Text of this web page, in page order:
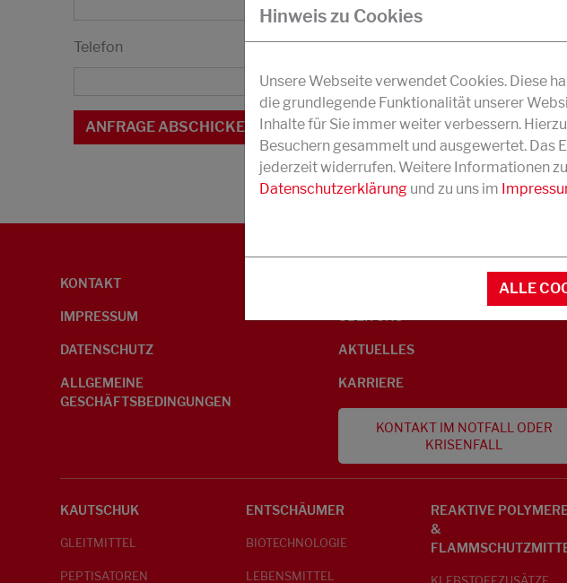
Telefon
KONTAKT
IMPRESSUM
DATENSCHUTZ
ALLGEMEINE
GESCHÄFTSBEDINGUNGEN
UMWELTINFORMATIONEN
AKTUELLES
KARRIERE
KONTAKT IM NOTFALL ODER
KRISENFALL
KAUTSCHUK
GLEITMITTEL
PEPTISATOREN
ENTSCHÄUMER
BIOTECHNOLOGIE
LEBENSMITTEL
REAKTIVE
&
Hinweis zu Cookies
Unsere Webseite verwendet Cookies. Diese
die grundlegende Funktionalität unserer
Inhalte für Sie immer weiter verbessern.
Besuchern gesammelt und ausgewertet. Das
jederzeit widerrufen. Weitere Informationen
Datenschutzerklärung und zu uns im
ALLE